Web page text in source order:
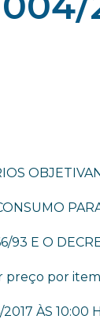
93 E O
preço por
ÀS 10:00